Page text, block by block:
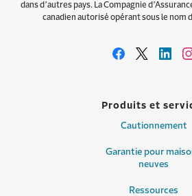
dans d’autres pays. La Compagnie
canadien autorisé opérant sous le nom
Produits et
Cautionnement
Garantie pour
neuves
Ressources